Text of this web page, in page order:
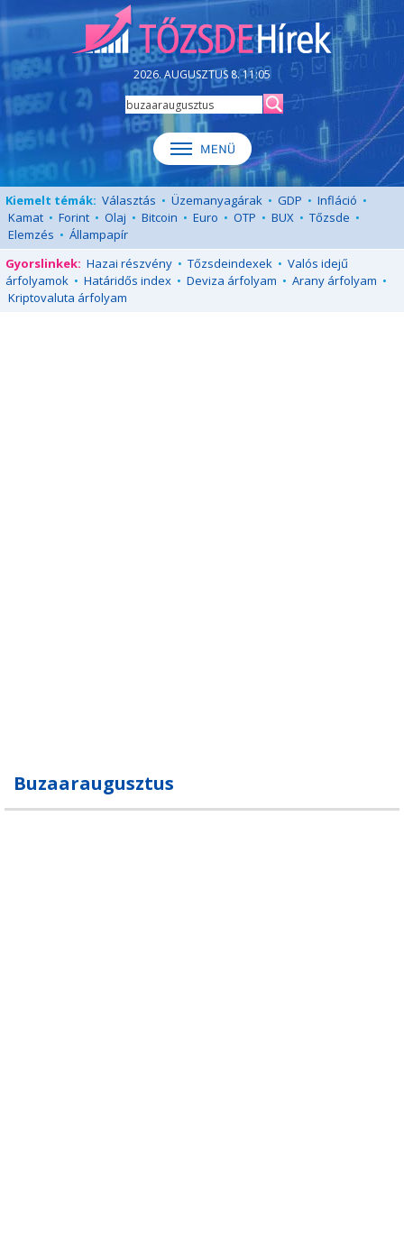
2026. AUGUSZTUS 8. 11:05
Kiemelt témák: Választás • Üzemanyagárak • GDP • Infláció •
Kamat • Forint • Olaj • Bitcoin • Euro • OTP • BUX • Tőzsde •
Elemzés • Állampapír
Gyorslinkek: Hazai részvény • Tőzsdeindexek • Valós idejű
árfolyamok • Határidős index • Deviza árfolyam • Arany árfolyam •
Kriptovaluta árfolyam
Buzaaraugusztus